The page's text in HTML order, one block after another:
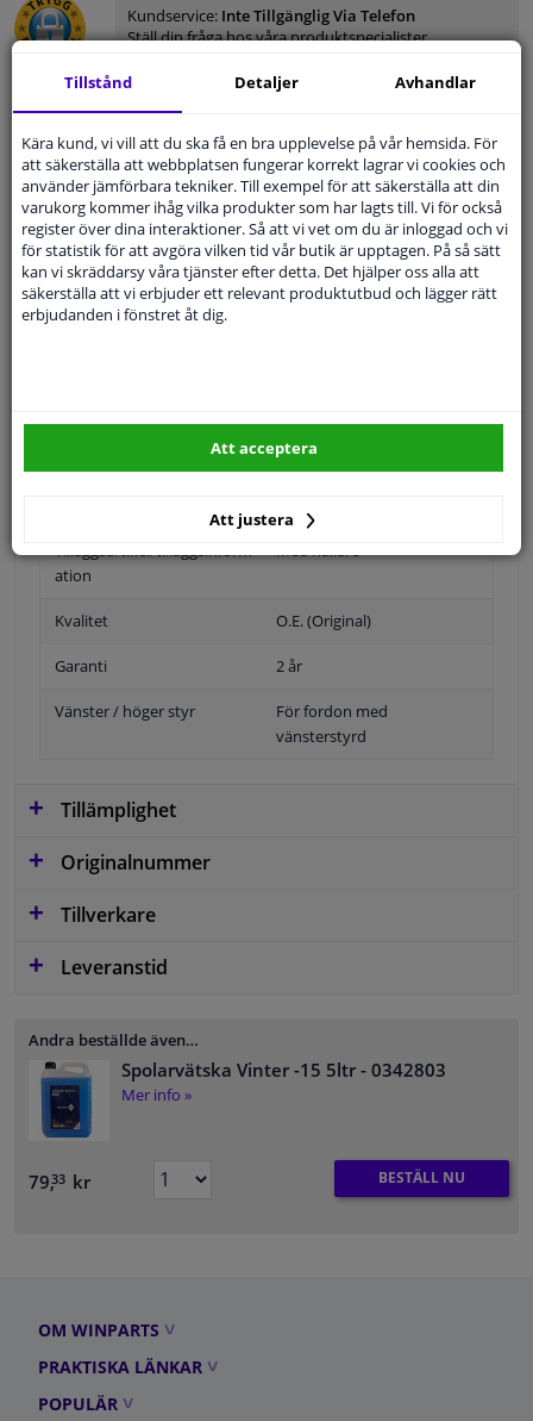
Kundservice: Inte Tillgänglig Via Telefon
Ställ din fråga hos våra produktspecialister.
Modellmatchande garanti, Hitta rätt bildelar.
Fyll i ditt registreringsnummerellerVälj din bil.
SÖK
Höger passagerarsida
Tilläggsartikel/tilläggsinform
ation
Med hållare
Kvalitet O.E. (Original)
Garanti 2 år
Vänster / höger styr
För fordon med
vänsterstyrd
Tillämplighet
Originalnummer
Tillverkare
Leveranstid
Andra beställde även…
Spolarvätska Vinter -15 5ltr - 0342803
Mer info »
79,33 kr BESTÄLL NU
OM WINPARTS
PRAKTISKA LÄNKAR
POPULÄR
Tillstånd Detaljer Avhandlar
Kära kund, vi vill att du ska få en bra upplevelse på vår hemsida. För
att säkerställa att webbplatsen fungerar korrekt lagrar vi cookies och
använder jämförbara tekniker. Till exempel för att säkerställa att din
varukorg kommer ihåg vilka produkter som har lagts till. Vi för också
register över dina interaktioner. Så att vi vet om du är inloggad och vi
för statistik för att avgöra vilken tid vår butik är upptagen. På så sätt
kan vi skräddarsy våra tjänster efter detta. Det hjälper oss alla att
säkerställa att vi erbjuder ett relevant produktutbud och lägger rätt
erbjudanden i fönstret åt dig.
Att justera
Att acceptera